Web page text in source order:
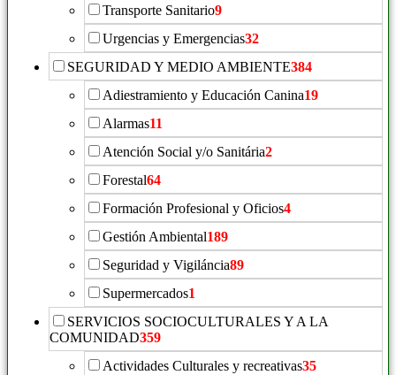
Transporte Sanitario9
Urgencias y Emergencias32
SEGURIDAD Y MEDIO AMBIENTE384
Adiestramiento y Educación Canina19
Alarmas11
Atención Social y/o Sanitária2
Forestal64
Formación Profesional y Oficios4
Gestión Ambiental189
Seguridad y Vigiláncia89
Supermercados1
SERVICIOS SOCIOCULTURALES Y A LA
COMUNIDAD359
Actividades Culturales y recreativas35